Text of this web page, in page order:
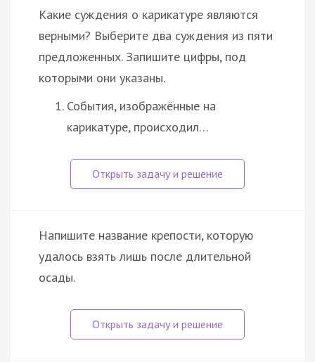
Какие суждения о карикатуре являются
верными? Выберите два суждения из пяти
предложенных. Запишите цифры, под
которыми они указаны.
События, изображённые на
карикатуре, происходил…
Напишите название крепости, которую
удалось взять лишь после длительной
осады.